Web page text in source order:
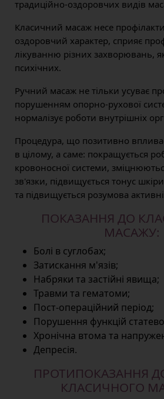
традиційно-оздоровчих видів
Класичний масаж несе
оздоровчий характер, сприяє
лікуванню різних захворювань,
психічних.
Ручний масаж не тільки усуває
порушенням опорно-рухової
нормалізує роботи внутрішніх
Процедура, що позитивно
в цілому, а саме: покращується
кровоносної системи,
зв'язки, підвищується тонус
та підвищується розумова
ПОКАЗАННЯ ДО
МАСАЖУ:
Болі в суглобах;
Затискання м'язів;
Набряки та застійні явища;
Травми та гематоми;
Пост-операційний період;
Порушення функцій
Хронічна втома та
Депресія.
ПРОТИПОКАЗАННЯ
КЛАСИЧНОГО